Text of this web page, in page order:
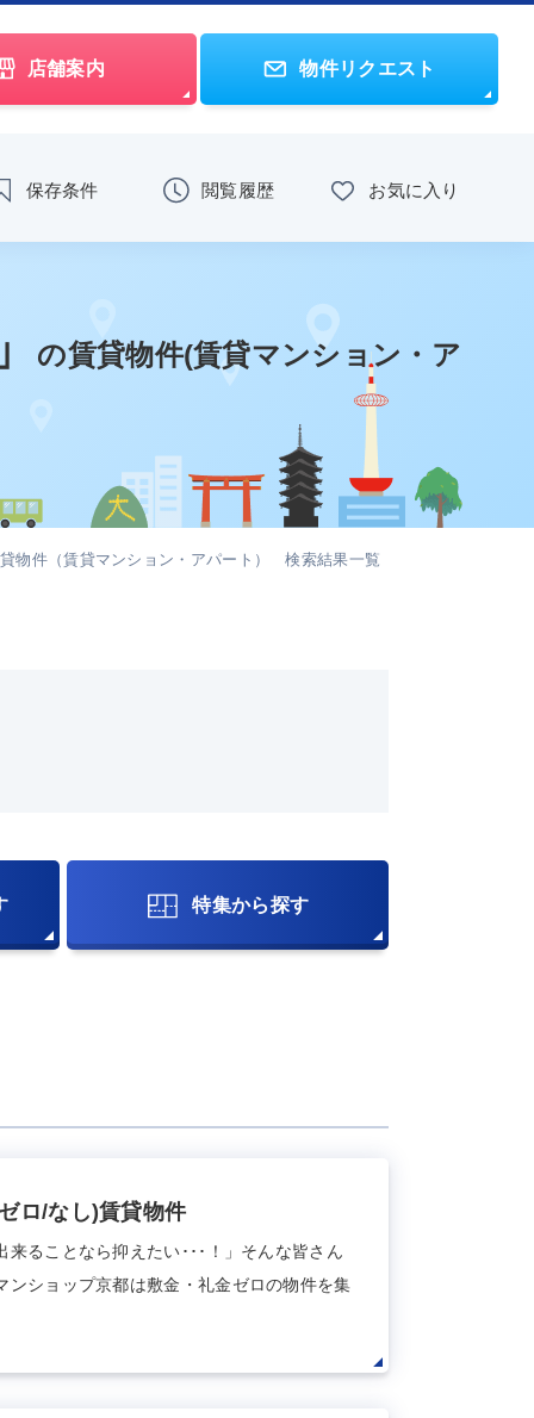
店舗案内 物件リクエスト
保存条件 閲覧履歴 お気に入り
の賃貸物件(賃貸マンション・ア
物件（賃貸マンション・アパート） 検索結果一覧
特集から探す
ロ/なし)賃貸物件
来ることなら抑えたい･･･！」そんな皆さん
ンショップ京都は敷金・礼金ゼロの物件を集